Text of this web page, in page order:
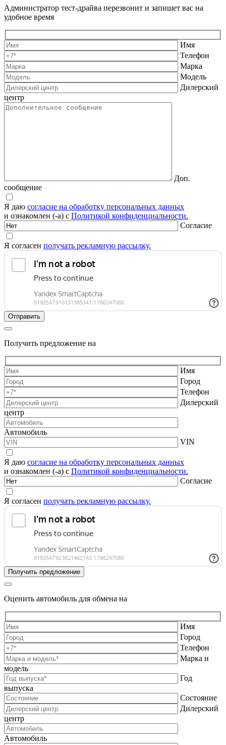
Администратор тест-драйва перезвонит и запишет вас на
удобное время
Имя
Телефон
Марка
Модель
Дилерский
центр
Доп.
сообщение
Я даю согласие на обработку персональных данных
и ознакомлен (-а) с Политикой конфиденциальности.
Согласие
Я согласен получать рекламную рассылку.
Получить предложение на
Имя
Город
Телефон
Дилерский
центр
Автомобиль
VIN
Я даю согласие на обработку персональных данных
и ознакомлен (-а) с Политикой конфиденциальности.
Согласие
Я согласен получать рекламную рассылку.
Оценить автомобиль для обмена на
Имя
Город
Телефон
Марка и
модель
Год
выпуска
Состояние
Дилерский
центр
Автомобиль